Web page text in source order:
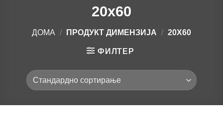
20x60
ДОМА / ПРОДУКТ ДИМЕНЗИЈА / 20X60
ФИЛТЕР